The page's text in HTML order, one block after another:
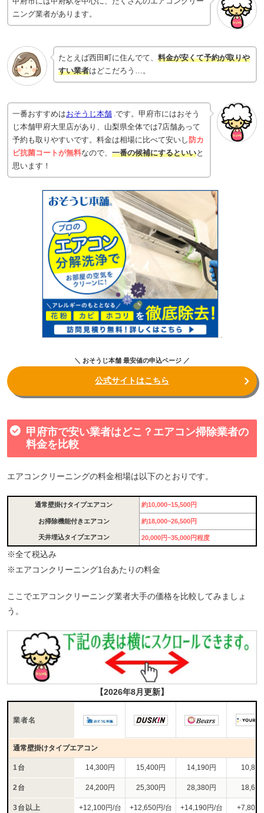
ニング業者があります。
たとえば西田町に住んでて、 料金が安くて予約が取りや
すい業者はどこだろう…。
一番おすすめはおそうじ本舗 です。甲府市にはおそう
じ本舗甲府大里店があり、山梨県全体では7店舗あって
予約も取りやすいです。料金は相場に比べて安いし 防カ
ビ抗菌コートが無料なので、 一番の候補にするといいと
思います！
＼ おそうじ本舗 最安値の申込ページ ／
公式サイトはこちら
甲府市で安い業者はどこ？エアコン掃除業者の
料金を比較
エアコンクリーニングの料金相場は以下のとおりです。
通常壁掛けタイプエアコン 約10,000~15,500円
お掃除機能付きエアコン 約18,000~26,500円
天井埋込タイプエアコン 20,000円~35,000円程度
※全て税込み
※エアコンクリーニング1台あたりの料金
ここでエアコンクリーニング業者大手の価格を比較してみましょ
う。
【2026年8月更新】
業者名
通常壁掛けタイプエアコン
1台 14,300円 15,400円 14,190円
2台 24,200円 25,300円 28,380円
3台以上 +12,100円/台 +12,650円/台 +14,190円/台 +7,800